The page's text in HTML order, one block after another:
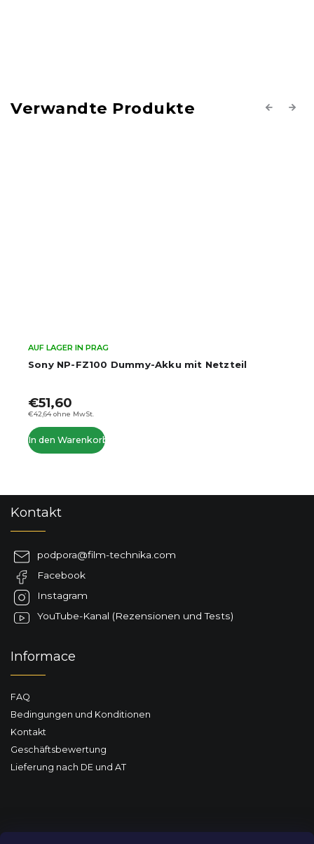
Verwandte Produkte Previous
Sony NP-FZ100 Dummy-Akku mit Netzteil
AUF LAGER IN PRAG
€42,64 ohne MwSt.
€51,60
In den Warenkorb
Next
Kontakt
podpora@film-technika.com
Facebook
Instagram
YouTube-Kanal (Rezensionen und Tests)
Informace
FAQ
Bedingungen und Konditionen
Kontakt
Geschäftsbewertung
Lieferung nach DE und AT